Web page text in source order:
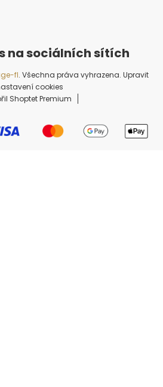
Shoptet Premium
fl. Všechna práva vyhrazena. Upravit
cookies